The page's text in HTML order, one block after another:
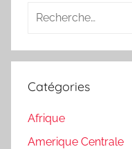
Recherche
:
Catégories
Afrique
Amerique Centrale